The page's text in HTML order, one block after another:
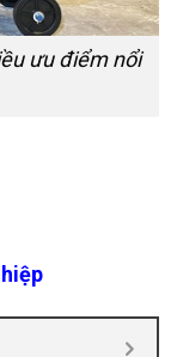
ưu điểm nổi